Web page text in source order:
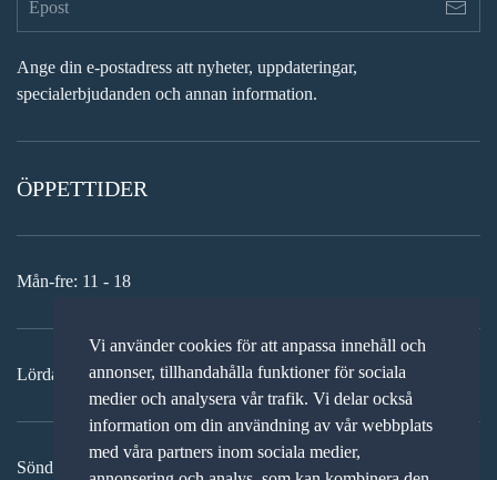
Vi använder cookies för att anpassa innehåll och
annonser, tillhandahålla funktioner för sociala
medier och analysera vår trafik. Vi delar också
information om din användning av vår webbplats
med våra partners inom sociala medier,
Ange din e-postadress att nyheter, uppdateringar,
specialerbjudanden och annan information.
ÖPPETTIDER
Mån-fre: 11 - 18
Lördag: 11-15
Söndag: STÄNGT